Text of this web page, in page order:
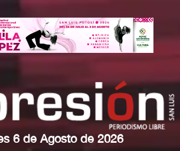
6 de Agosto de 2026